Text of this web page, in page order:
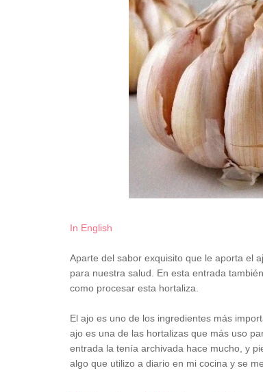
In English
Aparte del sabor exquisito que le aporta el
para nuestra salud. En esta entrada
como procesar esta hortaliza.
El ajo es uno de los ingredientes más
ajo es una de las hortalizas que más uso
entrada la tenía archivada hace mucho, y
algo que utilizo a diario en mi cocina y se